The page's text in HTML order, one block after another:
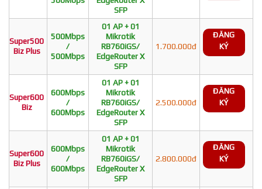
SFP
Super500
Biz Plus
500Mbps
/
500Mbps
01 AP + 01
Mikrotik
RB760iGS/
EdgeRouter X
SFP
1.700.000đ
ĐĂNG
KÝ
Super600
Biz
600Mbps
/
600Mbps
01 AP + 01
Mikrotik
RB760iGS/
EdgeRouter X
SFP
2.500.000đ
ĐĂNG
KÝ
Super600
Biz Plus
600Mbps
/
600Mbps
01 AP + 01
Mikrotik
RB760iGS/
EdgeRouter X
SFP
2.800.000đ
ĐĂNG
KÝ